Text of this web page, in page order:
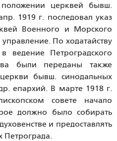
церквей бывш.
1919 г. последовал указ
Военного и Морского
По ходатайству
Петроградского
были переданы также
бывш. синодальных
епархий. В марте 1918 г.
совете начало
должно было собирать
и предоставлять
Петрограда.